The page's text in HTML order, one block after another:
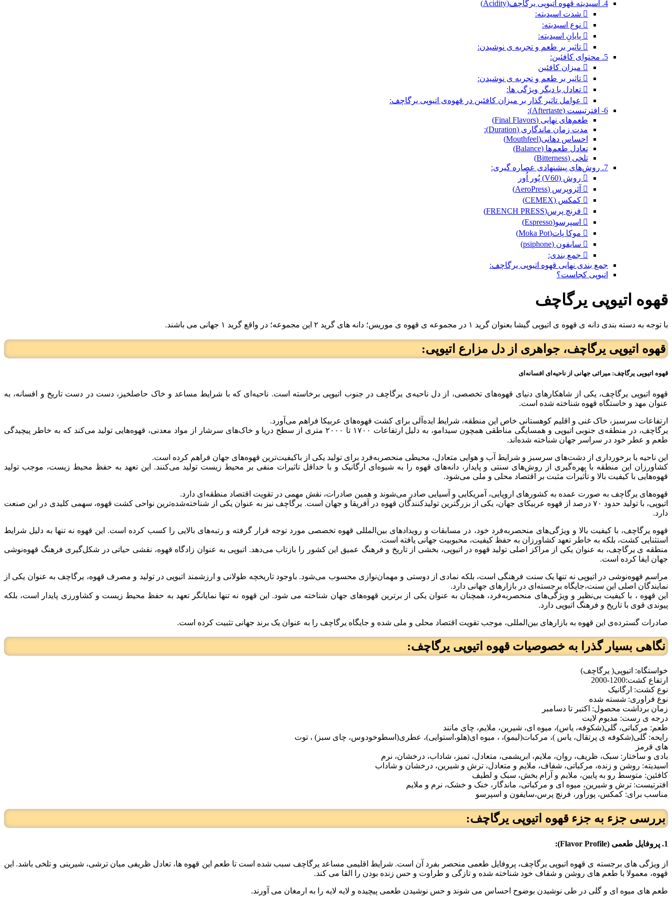
4. اسیدیته قهوه اتیوپی یرگاچف(Acidity)
 شدت اسیدیته:
 نوع اسیدیته:
 پایانِ اسیدیته:
 تاثیر بر طعم و تجربه ی نوشیدن:
5. محتوای کافئین:
 میزان کافئین
 تاثیر بر طعم و تجربه ی نوشیدن:
 تعادل با دیگر ویژگی ها:
 عوامل تاثیر گذار بر میزان کافئین در قهوه‌ی اتیوپی یرگاچف:
6- افترتیست (Aftertaste):
طعم‌های نهایی (Final Flavors)
مدت زمان ماندگاری (Duration):
احساس دهانی(Mouthfeel)
تعادل طعم‌ها (Balance)
تلخی (Bitterness)
7. روش‌های پیشنهادی عصاره گیری:
 روش (V60) پُور اُور
 آئروپرس (AeroPress)
 کمکس (CEMEX)
 فرنچ پرس(FRENCH PRESS)
 اسپرسو(Espresso)
 موکا پات(Moka Pot)
 سایفون (psiphone)
 جمع بندی:
جمع بندی نهایی قهوه اتیوپی یرگاچف:
اتیوپی کجاست؟
قهوه اتیوپی یرگاچف
با توجه به دسته بندی دانه ی قهوه ی اتیوپی گیشا بعنوان گرید ۱ در مجموعه ی قهوه ی موریس؛ دانه های گرید ۲ این مجموعه؛ در واقع گرید ۱ جهانی می باشند.
قهوه اتیوپی یرگاچف، جواهری از دل مزارع اتیوپی:
قهوه اتیوپی یرگاچف: میراثی جهانی از ناحیه‌ای افسانه‌ای
قهوه اتیوپی یرگاچف، یکی از شاهکارهای دنیای قهوه‌های تخصصی، از دل ناحیه‌ی یرگاچف در جنوب اتیوپی برخاسته است. ناحیه‌ای که با شرایط مساعد و خاک حاصلخیز، دست در دست تاریخ و افسانه، به
عنوان مهد و خاستگاه قهوه شناخته شده است.
ارتفاعات سرسبز، خاک غنی و اقلیم کوهستانی خاص این منطقه، شرایط ایده‌آلی برای کشت قهوه‌های عربیکا فراهم می‌آورد.
یرگاچف، در منطقه‌ی جنوبی اتیوپی و همسایگی مناطقی همچون سیدامو، به دلیل ارتفاعات ۱۷۰۰ تا ۲۰۰۰ متری از سطح دریا و خاک‌های سرشار از مواد معدنی، قهوه‌هایی تولید می‌کند که به خاطر پیچیدگی
طعم و عطر خود در سراسر جهان شناخته شده‌اند.
این ناحیه با برخورداری از دشت‌های سرسبز و شرایط آب و هوایی متعادل، محیطی منحصربه‌فرد برای تولید یکی از باکیفیت‌ترین قهوه‌های جهان فراهم کرده است.
کشاورزان این منطقه با بهره‌گیری از روش‌های سنتی و پایدار، دانه‌های قهوه را به شیوه‌ای ارگانیک و با حداقل تاثیرات منفی بر محیط زیست تولید می‌کنند. این تعهد به حفظ محیط زیست، موجب تولید
قهوه‌هایی با کیفیت بالا و تأثیرات مثبت بر اقتصاد محلی و ملی می‌شود.
قهوه‌های یرگاچف به صورت عمده به کشورهای اروپایی، آمریکایی و آسیایی صادر می‌شوند و همین صادرات، نقش مهمی در تقویت اقتصاد منطقه‌ای دارد.
اتیوپی، با تولید حدود ۷۰ درصد از قهوه عربیکای جهان، یکی از بزرگترین تولیدکنندگان قهوه در آفریقا و جهان است. یرگاچف نیز به عنوان یکی از شناخته‌شده‌ترین نواحی کشت قهوه، سهمی کلیدی در این صنعت
دارد.
قهوه یرگاچف، با کیفیت بالا و ویژگی‌های منحصربه‌فرد خود، در مسابقات و رویدادهای بین‌المللی قهوه تخصصی مورد توجه قرار گرفته و رتبه‌های بالایی را کسب کرده است. این قهوه نه تنها به دلیل شرایط
استثنایی کشت، بلکه به خاطر تعهد کشاورزان به حفظ کیفیت، محبوبیت جهانی یافته است.
منطقه ی یرگاچف، به عنوان یکی از مراکز اصلی تولید قهوه در اتیوپی، بخشی از تاریخ و فرهنگ عمیق این کشور را بازتاب می‌دهد. اتیوپی به عنوان زادگاه قهوه، نقشی حیاتی در شکل‌گیری فرهنگ قهوه‌نوشی
جهان ایفا کرده است.
مراسم قهوه‌نوشی در اتیوپی نه تنها یک سنت فرهنگی است، بلکه نمادی از دوستی و مهمان‌نوازی محسوب می‌شود. باوجود تاریخچه طولانی و ارزشمند اتیوپی در تولید و مصرف قهوه، یرگاچف به عنوان یکی از
نمایندگان اصلی این سنت،جایگاه برجسته‌ای در بازارهای جهانی دارد.
این قهوه ، با کیفیت بی‌نظیر و ویژگی‌های منحصربه‌فرد، همچنان به عنوان یکی از برترین قهوه‌های جهان شناخته می شود. این قهوه نه تنها نمایانگر تعهد به حفظ محیط زیست و کشاورزی پایدار است، بلکه
پیوندی قوی با تاریخ و فرهنگ اتیوپی دارد.
صادرات گسترده‌ی این قهوه به بازارهای بین‌المللی، موجب تقویت اقتصاد محلی و ملی شده و جایگاه یرگاچف را به عنوان یک برند جهانی تثبیت کرده است.
نگاهی بسیار گذرا به خصوصیات قهوه اتیوپی یرگاچف:
خواستگاه: اتیوپی( یرگاچف)
ارتفاع کشت:1200-2000
نوع کشت: ارگانیک
نوع فراوری: شسته شده
زمان برداشت محصول: اکتبر تا دسامبر
درجه ی رست: مدیوم لایت
طعم: مرکباتی، گلی(شکوفه، یاس)، میوه ای، شیرین، ملایم، چای مانند
رایحه: گلی(شکوفه ی پرتقال، یاس )، مرکبات(لیمو)، ، میوه ای(هلو،استوایی)، عطری(اسطوخودوس، چای سبز) ، توت
های قرمز
بادی و ساختار: سبک، ظریف، روان، ملایم، ابریشمی، متعادل، تمیز، شاداب، درخشان، نرم
اسیدیته: روشن و زنده، مرکباتی، شفاف، ملایم و متعادل، ترش و شیرین، درخشان و شاداب
کافئین: متوسط رو به پایین، ملایم و آرام بخش، سبک و لطیف
افترتیست: ترش و شیرین، میوه ای و مرکباتی، ماندگار، خنک و خشک، نرم و ملایم
مناسب برای: کمکس، پورآور، فرنچ پرس،سایفون و اسپرسو
بررسی جزء به جزء قهوه اتیوپی یرگاچف:
1. پروفایل طعمی (Flavor Profile):
از ویژگی های برجسته ی قهوه اتیوپی یرگاچف، پروفایل طعمی منحصر بفرد آن است. شرایط اقلیمی مساعد یرگاچف سبب شده است تا طعم این قهوه ها، تعادل ظریفی میان ترشی، شیرینی و تلخی باشد. این
قهوه، معمولا با طعم های روشن و شفاف خود شناخته شده و تازگی و طراوت و حس زنده بودن را القا می کند.
طعم های میوه ای و گلی در طی نوشیدن بوضوح احساس می شوند و حس نوشیدن طعمی پیچیده و لایه لایه را به ارمغان می آورند.